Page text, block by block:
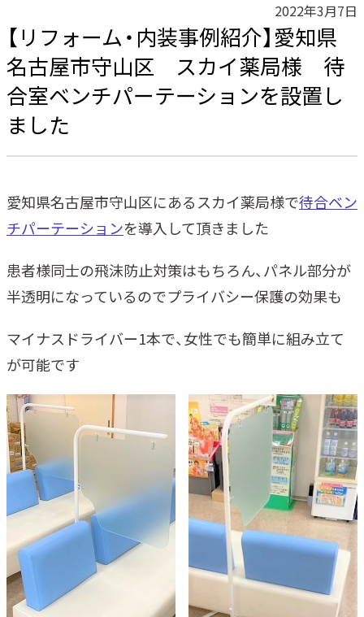
2022年3月7日
【リフォーム・内装事例紹介】愛知県
名古屋市守山区 スカイ薬局様 待
合室ベンチパーテーションを設置し
ました
愛知県名古屋市守山区にあるスカイ薬局様で待合ベン
チパーテーションを導入して頂きました
患者様同士の飛沫防止対策はもちろん、パネル部分が
半透明になっているのでプライバシー保護の効果も
マイナスドライバー1本で、女性でも簡単に組み立て
が可能です